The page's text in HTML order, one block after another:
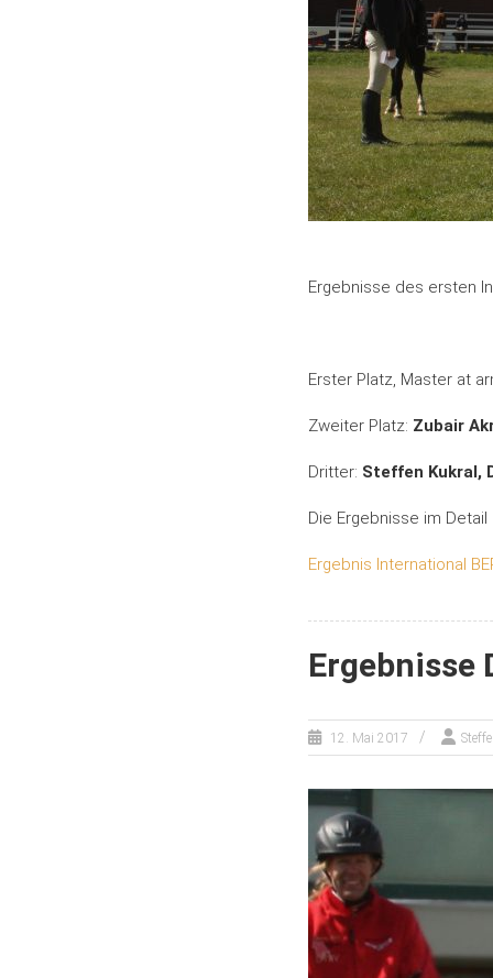
Ergebnisse des ersten
Erster Platz, Master at
Zweiter Platz: Zubair
Dritter: Steffen Kukral,
Die Ergebnisse im Detail
Ergebnis International
Ergebnisse
12. Mai 2017